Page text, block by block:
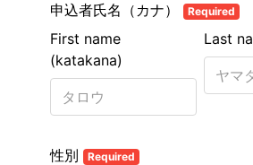
申込者氏名（カナ） Required
Last
First name
(katakana)
性別 Required